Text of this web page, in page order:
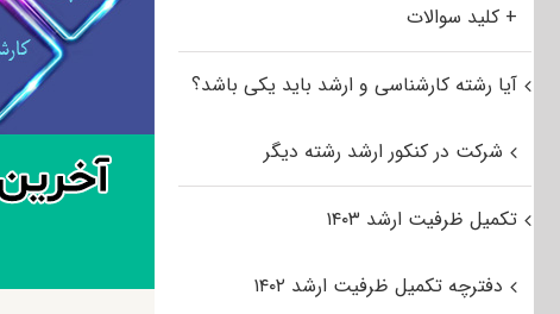
+ کلید سوالات
آیا رشته کارشناسی و ارشد باید یکی باشد؟
شرکت در کنکور ارشد رشته دیگر
تکمیل ظرفیت ارشد ۱۴۰۳
دفترچه تکمیل ظرفیت ارشد ۱۴۰۲